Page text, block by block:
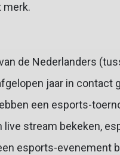
merk.
de Nederlanders
jaar in contact
een esports-
live stream bekeken,
esports-evenement